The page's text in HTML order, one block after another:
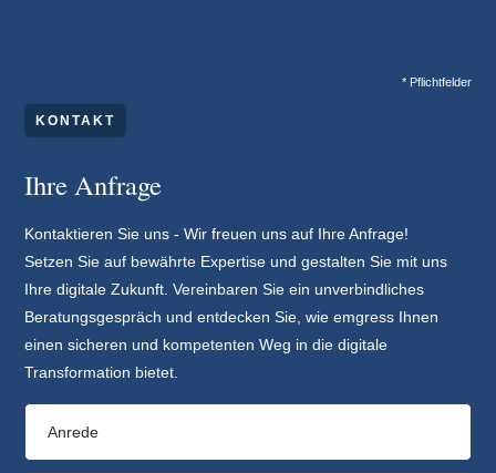
KONTAKT
Ihre Anfrage
Kontaktieren Sie uns - Wir freuen uns auf Ihre Anfrage!
Setzen Sie auf bewährte Expertise und gestalten Sie mit uns
Ihre digitale Zukunft. Vereinbaren Sie ein unverbindliches
Beratungsgespräch und entdecken Sie, wie emgress Ihnen
einen sicheren und kompetenten Weg in die digitale
Transformation bietet.
* Pflichtfelder